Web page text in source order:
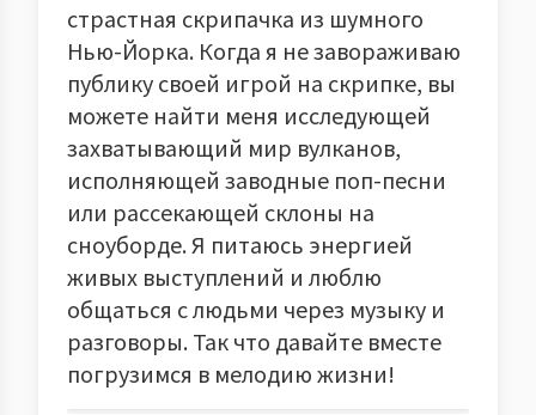
страстная скрипачка из шумного
Нью-Йорка. Когда я не завораживаю
публику своей игрой на скрипке, вы
можете найти меня исследующей
захватывающий мир вулканов,
исполняющей заводные поп-песни
или рассекающей склоны на
сноуборде. Я питаюсь энергией
живых выступлений и люблю
общаться с людьми через музыку и
разговоры. Так что давайте вместе
погрузимся в мелодию жизни!